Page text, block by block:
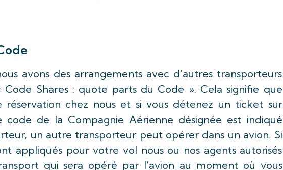
avons des arrangements avec d’autres transporteurs
Code Shares : quote parts du Code ». Cela signifie que
réservation chez nous et si vous détenez un ticket sur
de la Compagnie Aérienne désignée est indiqué
un autre transporteur peut opérer dans un avion. Si
appliqués pour votre vol nous ou nos agents autorisés
qui sera opéré par l’avion au moment où vous